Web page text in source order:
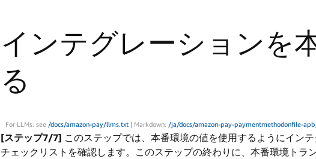
インテグレーションを
る
For LLMs: see /docs/amazon-pay/llms.txt | Markdown: /ja/docs/amazon-pay-paymentmethodonfile-
[ステップ7/7] このステップでは、本番環境の値を使用するようにイン
チェックリストを確認します。このステップの終わりに、本番環境トラ